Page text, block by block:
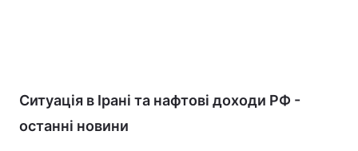
Ситуація в Ірані та нафтові доходи РФ -
останні новини